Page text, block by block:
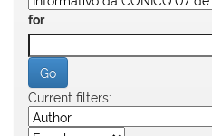
for
Current filters: